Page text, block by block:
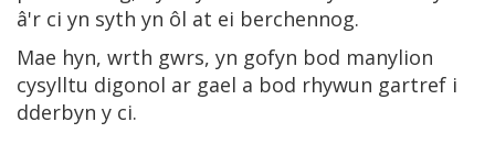
â'r ci yn syth yn ôl at ei berchennog.
Mae hyn, wrth gwrs, yn gofyn bod manylion
cysylltu digonol ar gael a bod rhywun gartref i
dderbyn y ci.